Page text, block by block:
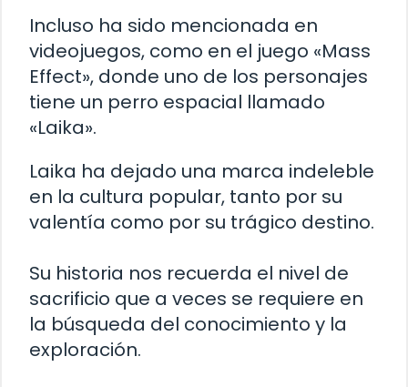
Incluso ha sido mencionada en
videojuegos, como en el juego «Mass
Effect», donde uno de los personajes
tiene un perro espacial llamado
«Laika».
Laika ha dejado una marca indeleble
en la cultura popular, tanto por su
valentía como por su trágico destino.
Su historia nos recuerda el nivel de
sacrificio que a veces se requiere en
la búsqueda del conocimiento y la
exploración.